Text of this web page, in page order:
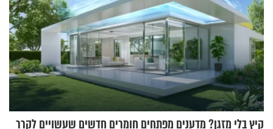
קיץ בלי מזגן? מדענים מפתחים חומרים חדשים שעשויים לקרר